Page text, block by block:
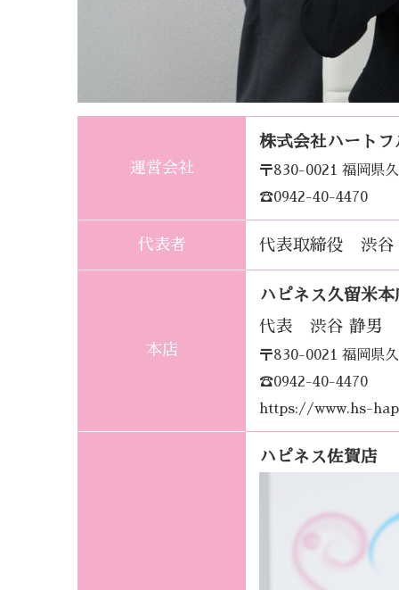
運営会社
株式会社ハート
〒830-0021 福岡県
☎0942-40-4470
代表者 代表取締役 渋谷
本店
ハピネス久留米本
代表 渋谷 静男
〒830-0021 福岡県
☎0942-40-4470
https://www.hs-
ハピネス佐賀店